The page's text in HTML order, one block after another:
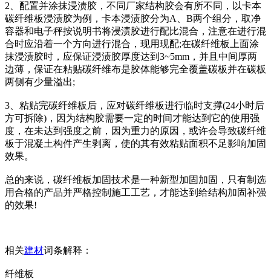
2、配置并涂抹浸渍胶，不同厂家结构胶会有所不同，以卡本
碳纤维板浸渍胶为例，卡本浸渍胶分为A、B两个组分，取净
容器和电子秤按说明书将浸渍胶进行配比混合，注意在进行混
合时应沿着一个方向进行混合，现用现配;在碳纤维板上面涂
抹浸渍胶时，应保证浸渍胶厚度达到3~5mm，并且中间厚两
边薄，保证在粘贴碳纤维布是胶体能够完全覆盖碳板并在碳板
两侧有少量溢出;
3、粘贴完碳纤维板后，应对碳纤维板进行临时支撑(24小时后
方可拆除)，因为结构胶需要一定的时间才能达到它的使用强
度，在未达到强度之前，因为重力的原因，或许会导致碳纤维
板于混凝土构件产生剥离，使的其有效粘贴面积不足影响加固
效果。
总的来说，碳纤维板加固技术是一种新型加固加固，只有制选
用合格的产品并严格控制施工工艺，才能达到给结构加固补强
的效果!
相关建材词条解释：
纤维板